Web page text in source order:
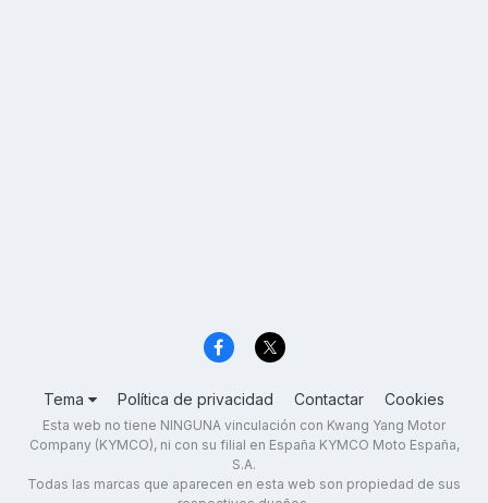
Tema Política de privacidad Contactar Cookies
Esta web no tiene NINGUNA vinculación con Kwang Yang Motor
Company (KYMCO), ni con su filial en España KYMCO Moto España,
S.A.
Todas las marcas que aparecen en esta web son propiedad de sus